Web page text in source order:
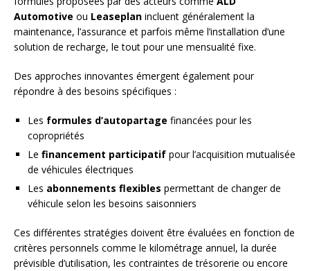
Automotive ou Leaseplan incluent généralement la
maintenance, l’assurance et parfois même l’installation d’une
solution de recharge, le tout pour une mensualité fixe.
Des approches innovantes émergent également pour
répondre à des besoins spécifiques :
Les formules d’autopartage financées pour les
copropriétés
Le financement participatif pour l’acquisition mutualisée
de véhicules électriques
Les abonnements flexibles permettant de changer de
véhicule selon les besoins saisonniers
Ces différentes stratégies doivent être évaluées en fonction de
critères personnels comme le kilométrage annuel, la durée
prévisible d’utilisation, les contraintes de trésorerie ou encore